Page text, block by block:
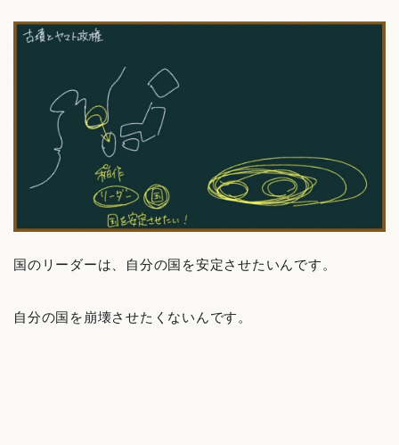
国のリーダーは、自分の国を安定させたいんです。
自分の国を崩壊させたくないんです。